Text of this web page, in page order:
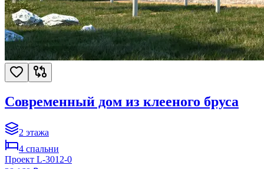
Современный дом из клееного бруса
2 этажа
4 спальни
Проект L-3012-0